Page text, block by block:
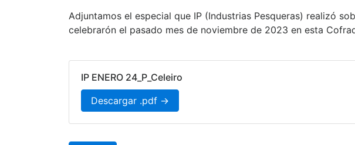
Adjuntamos el especial que IP (Industrias Pesqueras) realizó
celebrarón el pasado mes de noviembre de 2023 en esta
IP ENERO 24_P_Celeiro
Descargar .pdf →